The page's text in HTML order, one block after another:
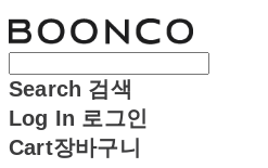
Search 검색
Log In 로그인
Cart장바구니